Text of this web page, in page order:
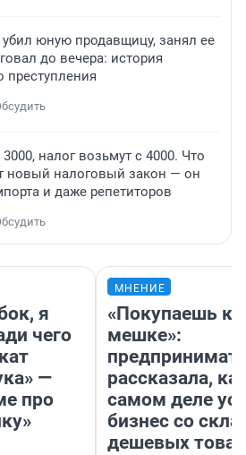
убил юную продавщицу, занял ее
до вечера: история
преступления
налог возьмут с 4000. Что
новый налоговый закон — он
и даже репетиторов
я
чего
—
про
МНЕНИЕ
«Покупаешь
мешке»:
рассказала,
самом деле
бизнес со
дешевых